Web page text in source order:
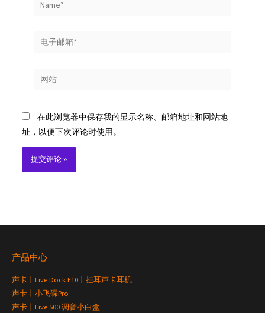
电
箱
网
在此浏览器中保存我的显示名称、邮箱地址和网站地
址，以便下次评论时使用。
产品中心
声卡丨Live Dock E10丨挂耳声卡耳机
声卡丨小飞碟Pro
声卡丨Live 500 调音小白盒